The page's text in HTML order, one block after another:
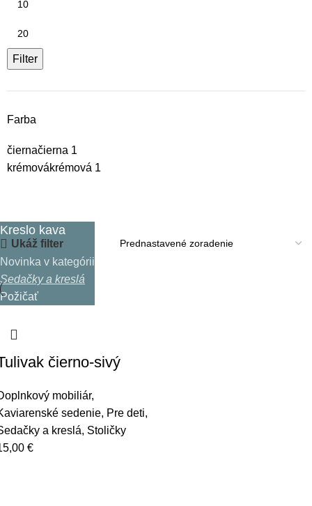
Filter
Farba
čiernačierna 1
krémovákrémová 1
Kreslo kava
Novinka v kategórii
Sedačky a kreslá
Požičať
Ukáž filter
čierno-sivý
mobiliár,
sedenie, Pre deti,
a kreslá, Stoličky
€